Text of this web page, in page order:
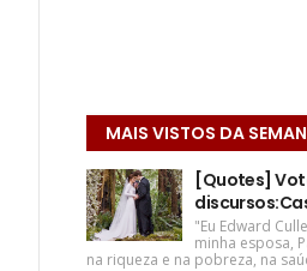
MAIS VISTOS DA
[Quotes]
"Eu Edward
minha esposa,
na riqueza e na pobreza, na